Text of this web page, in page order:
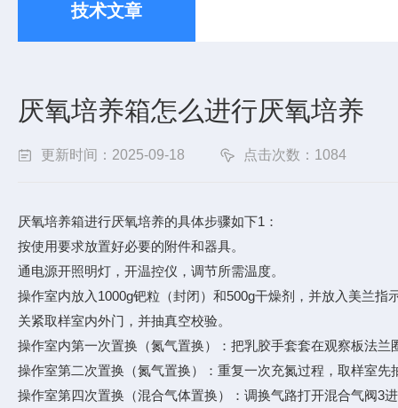
技术文章
厌氧培养箱怎么进行厌氧培养
更新时间：2025-09-18 点击次数：1084
厌氧培养箱进行厌氧培养的具体步骤如下1：
按使用要求放置好必要的附件和器具。
通电源开照明灯，开温控仪，调节所需温度。
操作室内放入1000g钯粒（封闭）和500g干燥剂，并放入美兰指
关紧取样室内外门，并抽真空校验。
操作室内第一次置换（氮气置换）：把乳胶手套套在观察板法兰
操作室第二次置换（氮气置换）：重复一次充氮过程，取样室
操作室第四次置换（混合气体置换）：调换气路打开混合气阀3